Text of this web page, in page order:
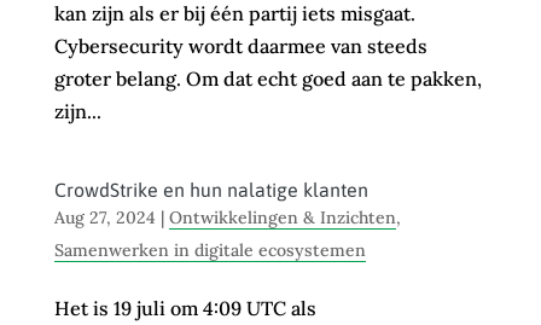
kan zijn als er bij één partij iets misgaat.
Cybersecurity wordt daarmee van steeds
groter belang. Om dat echt goed aan te pakken,
zijn...
CrowdStrike en hun nalatige klanten
Aug 27, 2024 | Ontwikkelingen & Inzichten,
Samenwerken in digitale ecosystemen
Het is 19 juli om 4:09 UTC als